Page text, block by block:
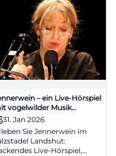
– ein Live-Hörspiel
vogelwilder Musik
31. Jan 2026
Sie Jennerwein im
Landshut:
Live-Hörspiel,